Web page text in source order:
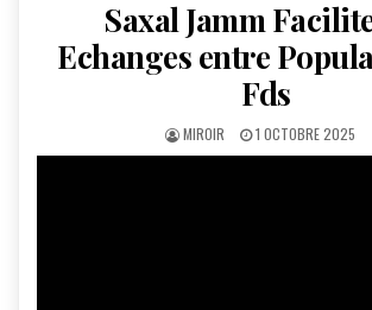
Saxal Jamm
Echanges entre
Fds
AUTHOR:
MIROIR
PUBLISHED
DATE:
1 OCTOBRE 2025